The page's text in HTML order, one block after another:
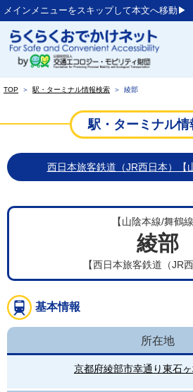
メインメニューをスキップして本文へ移動▶︎
TOP ＞ 駅・ターミナル情報検索 ＞ 綾部
駅・ターミナル情
西日本旅客鉄道（JR西日本）【
【山陰本線/舞鶴線
綾部
【西日本旅客鉄道（JR
基本情報
所在地
京都府綾部市幸通り東石ヶ